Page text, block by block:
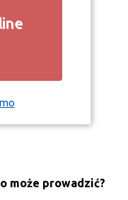
może prowadzić?